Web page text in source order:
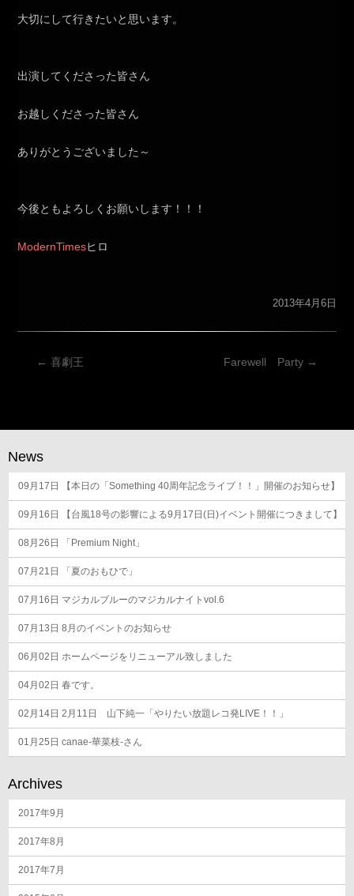
大切にして行きたいと思います。
出演してくださった皆さん
お越しくださった皆さん
ありがとうございました～
今後ともよろしくお願いします！！！
ModernTimesヒロ
2013年4月6日
投
ビ
ゲ
ー
シ
ョ
ン
← 喜劇王 Farewell Party →
News
09月17日 【本日の「Something 40周年記念ライブ！！」開催のお知らせ】
09月16日 【台風18号の影響による9月17日(日)イベント開催につきまして】
08月26日 「Premium Night」
07月21日 「夏のおもひで」
07月16日 マジカルブルーのマジカルナイトvol.6
07月13日 8月のイベントのお知らせ
06月02日 ホームページをリニューアル致しました
04月02日 春です。
02月14日 2月11日 山下純一「やりたい放題レコ発LIVE！！」
01月25日 canae-華菜枝-さん
Archives
2017年9月
2017年8月
2017年7月